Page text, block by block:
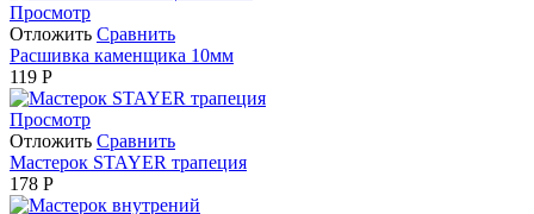
Просмотр
Отложить Сравнить
Расшивка каменщика 10мм
119 Р
Просмотр
Отложить Сравнить
Мастерок STAYER трапеция
178 Р